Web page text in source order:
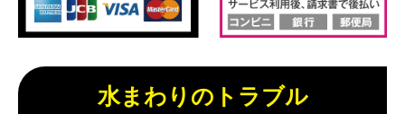
水まわりのトラブル